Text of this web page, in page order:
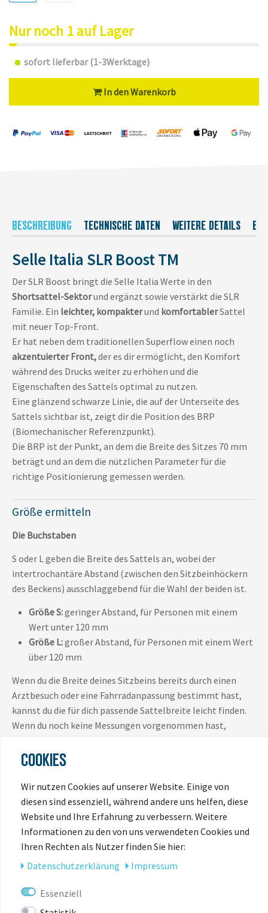
Nur noch 1 auf Lager
sofort lieferbar (1-3Werktage)
In den Warenkorb
BESCHREIBUNG TECHNISCHE DATEN WEITERE DETAILS
Selle Italia SLR Boost TM
Der SLR Boost bringt die Selle Italia Werte in den
Shortsattel-Sektorund ergänzt sowie verstärkt die SLR
Familie. Ein leichter, kompakterund komfortablerSattel
mit neuer Top-Front.
Er hat neben dem traditionellen Superflow einen noch
akzentuierter Front,der es dir ermöglicht, den Komfort
während des Drucks weiter zu erhöhen und die
Eigenschaften des Sattels optimal zu nutzen.
Eine glänzend schwarze Linie, die auf der Unterseite des
Sattels sichtbar ist, zeigt dir die Position des BRP
(Biomechanischer Referenzpunkt).
Die BRP ist der Punkt, an dem die Breite des Sitzes 70 mm
beträgt und an dem die nützlichen Parameter für die
richtige Positionierung gemessen werden.
Größe ermitteln
Die Buchstaben
S oder L geben die Breite des Sattels an, wobei der
intertrochantäre Abstand (zwischen den Sitzbeinhöckern
des Beckens) ausschlaggebend für die Wahl der beiden ist.
Größe S:geringer Abstand, für Personen mit einem
Wert unter 120 mm
Größe L:großer Abstand, für Personen mit einem Wert
über 120 mm
Wenn du die Breite deines Sitzbeins bereits durch einen
Arztbesuch oder eine Fahrradanpassung bestimmt hast,
kannst du die für dich passende Sattelbreite leicht finden.
Wenn du noch keine Messungen vorgenommen hast,
wenden.
1, 2 und 3 geben das Vorhandensein oder Fehlen der
Aussparung am Sattel an, und der entscheidende Faktor bei
der Auswahl ist die Rotation des Beckens/der
Körperflexibilität. Für diejenigen, die eine ausgezeichnete
Beckenrotation haben, wird Größe 3 empfohlen, während
auf Größe 1 zuzubewegen.
COOKIES
Wir nutzen Cookies auf unserer Website. Einige von
diesen sind essenziell, während andere uns helfen, diese
Website und Ihre Erfahrung zu verbessern. Weitere
Informationen zu den von uns verwendeten Cookies und
Ihren Rechten als Nutzer finden Sie hier:
Daten­schutz­erklärung
Impressum
Essenziell